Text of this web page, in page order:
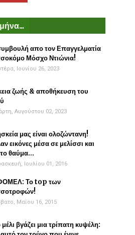
απο τον Επαγγελματία
Μόσχο Ντιώνια!
Ιουνίου 26, 2023
ζωής & αποθήκευση του
Αυγούστου 02, 2023
μας είναι ολοζώντανη!
εικόνες μέσα σε μελίσσι και
το θαύμα...
Ιουλίου 01, 2016
Το top των
Μαΐου 16, 2015
βγάζει μια τρίπατη κυψέλη: